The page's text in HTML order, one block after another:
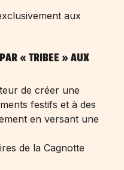
aux
« TRIBEE » AUX
de créer une
festifs et à des
en versant une
de la Cagnotte